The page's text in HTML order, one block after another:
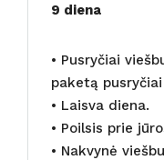
9 diena
• Pusryčiai
paketą
• Laisva diena.
• Poilsis prie
• Nakvynė